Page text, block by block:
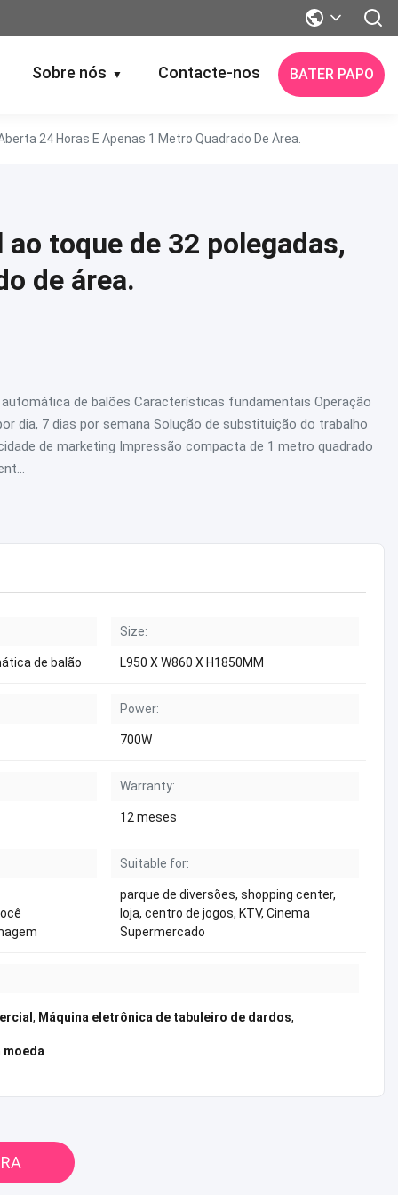
Sobre nós ▼ Contacte-nos BATER PAPO
24 Horas E Apenas 1 Metro Quadrado De Área.
toque de 32 polegadas,
de área.
automática de balões Características fundamentais Operação
dia, 7 dias por semana Solução de substituição do trabalho
de marketing Impressão compacta de 1 metro quadrado
de balão
Size:
L950 X W860 X H1850MM
Power:
700W
Warranty:
12 meses
Suitable for:
parque de diversões, shopping center,
loja, centro de jogos, KTV, Cinema
Supermercado
, Máquina eletrônica de tabuleiro de dardos,